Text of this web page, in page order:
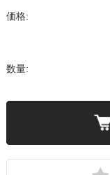
価格:
数量: